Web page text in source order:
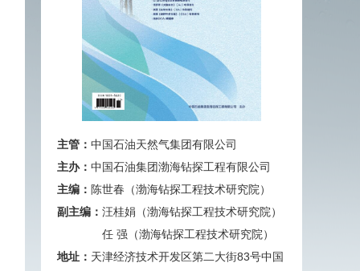
主管： 中国石油天然气集团有限公司
主办： 中国石油集团渤海钻探工程有限公司
主编： 陈世春（渤海钻探工程技术研究院）
副主编： 汪桂娟（渤海钻探工程技术研究院）
任 强（渤海钻探工程技术研究院）
地址： 天津经济技术开发区第二大街83号中国